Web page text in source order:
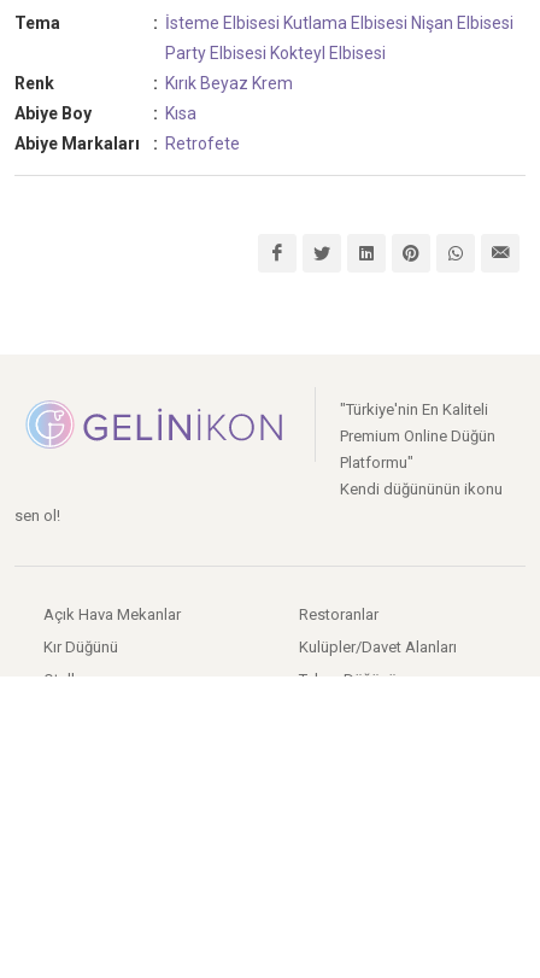
Tema : İsteme Elbisesi Kutlama Elbisesi Nişan Elbisesi
Party Elbisesi Kokteyl Elbisesi
Renk
: Kırık Beyaz Krem
Abiye Boy
: Kısa
Abiye Markaları
: Retrofete
"Türkiye'nin En Kaliteli
Premium Online Düğün
Platformu"
Kendi düğününün ikonu
sen ol!
Açık Hava Mekanlar
Kır Düğünü
Oteller
Restoranlar
Kulüpler/Davet Alanları
Tekne Düğünü